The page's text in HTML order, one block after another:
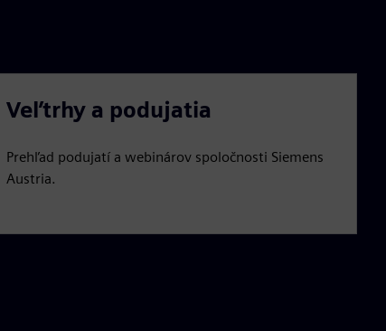
Veľtrhy a podujatia
Prehľad podujatí a webinárov spoločnosti Siemens
Austria.